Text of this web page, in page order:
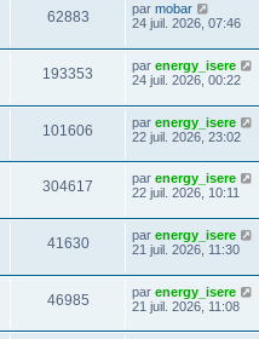
62883 par mobar
24 juil. 2026, 07:46
193353 par energy_isere
24 juil. 2026, 00:22
101606 par energy_isere
22 juil. 2026, 23:02
304617 par energy_isere
22 juil. 2026, 10:11
41630 par energy_isere
21 juil. 2026, 11:30
46985 par energy_isere
21 juil. 2026, 11:08